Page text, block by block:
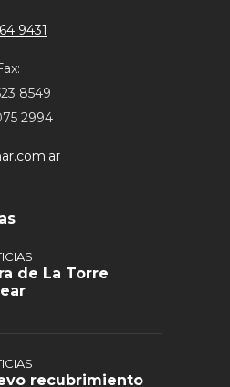
9431
8549
2994
de La Torre
recubrimiento